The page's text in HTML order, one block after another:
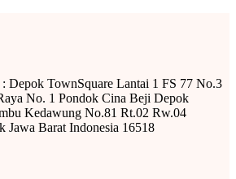
Depok TownSquare Lantai 1 FS 77 No.3
No. 1 Pondok Cina Beji Depok
Kedawung No.81 Rt.02 Rw.04
Jawa Barat Indonesia 16518